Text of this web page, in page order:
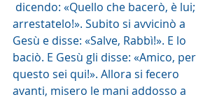
dicendo: «Quello che bacerò, è lui;
arrestatelo!». Subito si avvicinò a
Gesù e disse: «Salve, Rabbì!». E lo
baciò. E Gesù gli disse: «Amico, per
questo sei qui!». Allora si fecero
avanti, misero le mani addosso a